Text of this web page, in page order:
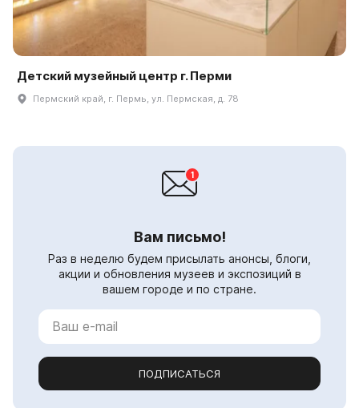
Детский музейный центр г. Перми
Пермский край, г. Пермь, ул. Пермская, д. 78
Вам письмо!
Раз в неделю будем присылать анонсы, блоги,
акции и обновления музеев и экспозиций в
вашем городе и по стране.
ПОДПИСАТЬСЯ